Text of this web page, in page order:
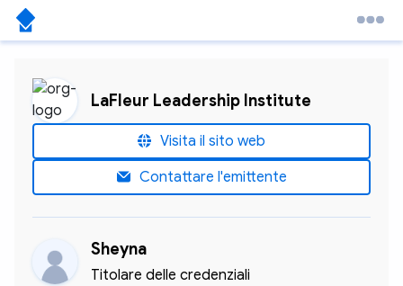
LaFleur Leadership Institute
Visita il sito web
Contattare l'emittente
Sheyna
Titolare delle credenziali